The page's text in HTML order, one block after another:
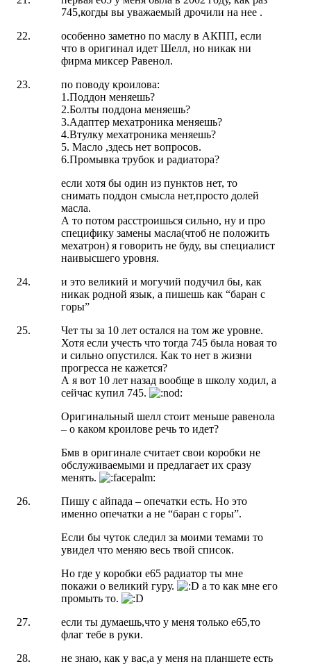
745,когды вы уважаемый дрочили на нее .
особенно заметно по маслу в АКПП, если
что в оригинал идет Шелл, но никак ни
фирма миксер Равенол.
по поводу кроилова:
1.Поддон меняешь?
2.Болты поддона меняешь?
3.Адаптер мехатроника меняешь?
4.Втулку мехатроника меняешь?
5. Масло ,здесь нет вопросов.
6.Промывка трубок и радиатора?
если хотя бы один из пунктов нет, то
снимать поддон смысла нет,просто долей
масла.
А то потом расстроишься сильно, ну и про
специфику замены масла(чтоб не положить
мехатрон) я говорить не буду, вы специалист
наивысшего уровня.
и это великий и могучий подучил бы, как
никак родной язык, а пишешь как “баран с
горы”
Чет ты за 10 лет остался на том же уровне.
Хотя если учесть что тогда 745 была новая то
и сильно опустился. Как то нет в жизни
прогресса не кажется?
А я вот 10 лет назад вообще в школу ходил, а
сейчас купил 745.
Оригинальный шелл стоит меньше равенола
– о каком кроилове речь то идет?
Бмв в оригинале считает свои коробки не
обслуживаемыми и предлагает их сразу
менять.
Пишу с айпада – опечатки есть. Но это
именно опечатки а не “баран с горы”.
Если бы чуток следил за моими темами то
увидел что меняю весь твой список.
Но где у коробки е65 радиатор ты мне
покажи о великий гуру.
а то как мне его
промыть то.
если ты думаешь,что у меня только е65,то
флаг тебе в руки.
не знаю, как у вас,а у меня на планшете есть